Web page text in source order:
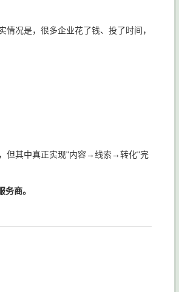
况是，很多企业花了钱、投了时间，
，但其中真正实现"内容→线索→转化"完
商。